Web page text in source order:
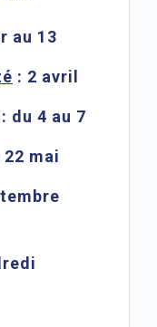
au 13
: 2 avril
: du 4 au 7
22 mai